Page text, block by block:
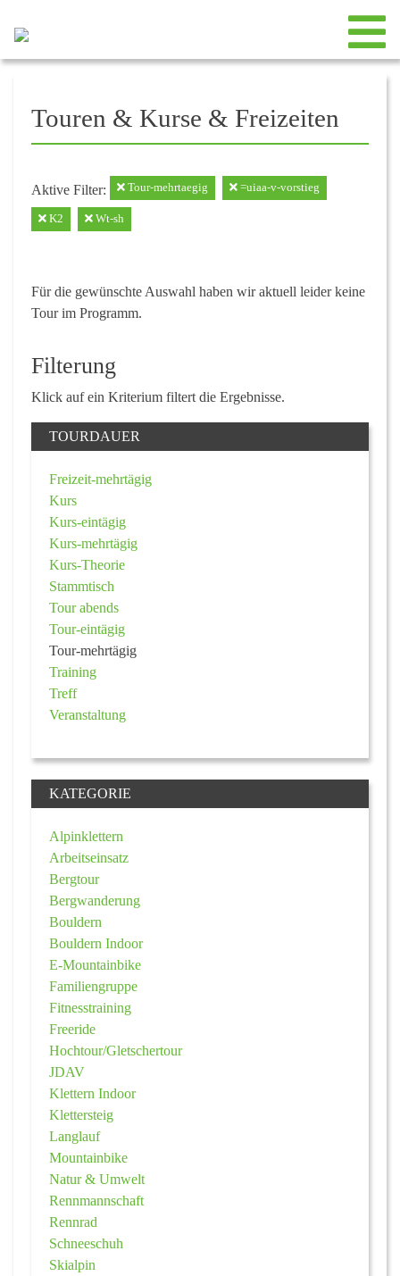
Touren & Kurse & Freizeiten
Aktive Filter: Tour-mehrtaegig =uiaa-v-vorstieg
K2 Wt-sh
Für die gewünschte Auswahl haben wir aktuell leider keine
Tour im Programm.
Filterung
Klick auf ein Kriterium filtert die Ergebnisse.
TOURDAUER
Freizeit-mehrtägig
Kurs
Kurs-eintägig
Kurs-mehrtägig
Kurs-Theorie
Stammtisch
Tour abends
Tour-eintägig
Tour-mehrtägig
Training
Treff
Veranstaltung
KATEGORIE
Alpinklettern
Arbeitseinsatz
Bergtour
Bergwanderung
Bouldern
Bouldern Indoor
E-Mountainbike
Familiengruppe
Fitnesstraining
Freeride
Hochtour/Gletschertour
JDAV
Klettern Indoor
Klettersteig
Langlauf
Mountainbike
Natur & Umwelt
Rennmannschaft
Rennrad
Schneeschuh
Skialpin